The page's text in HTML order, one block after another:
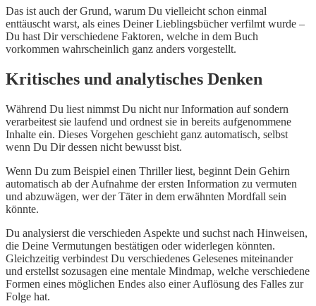
Das ist auch der Grund, warum Du vielleicht schon einmal
enttäuscht warst, als eines Deiner Lieblingsbücher verfilmt wurde –
Du hast Dir verschiedene Faktoren, welche in dem Buch
vorkommen wahrscheinlich ganz anders vorgestellt.
Kritisches und analytisches Denken
Während Du liest nimmst Du nicht nur Information auf sondern
verarbeitest sie laufend und ordnest sie in bereits aufgenommene
Inhalte ein. Dieses Vorgehen geschieht ganz automatisch, selbst
wenn Du Dir dessen nicht bewusst bist.
Wenn Du zum Beispiel einen Thriller liest, beginnt Dein Gehirn
automatisch ab der Aufnahme der ersten Information zu vermuten
und abzuwägen, wer der Täter in dem erwähnten Mordfall sein
könnte.
Du analysierst die verschieden Aspekte und suchst nach Hinweisen,
die Deine Vermutungen bestätigen oder widerlegen könnten.
Gleichzeitig verbindest Du verschiedenes Gelesenes miteinander
und erstellst sozusagen eine mentale Mindmap, welche verschiedene
Formen eines möglichen Endes also einer Auflösung des Falles zur
Folge hat.